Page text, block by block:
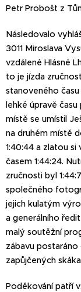
Petr Probošt z
Následovalo
3011 Miroslava
vzdálené Hlásné
to je jízda
stanoveného
lehké úpravě
místě se umístil
na druhém místě
1:40:44 a zlatou
časem 1:44:24.
zručnosti byl
společného
jejich kulatým
a generálního
malý soutěžní
zábavu
zapůjčených
Poděkování patří